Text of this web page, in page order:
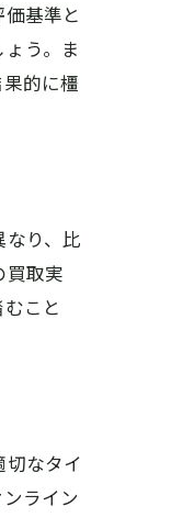
基準と
う。ま
的に橿
り、比
買取実
こと
なタイ
ライン